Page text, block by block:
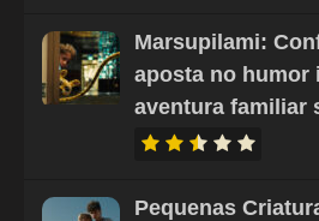
Marsupilami:
aposta no humor
aventura familiar
Pequenas